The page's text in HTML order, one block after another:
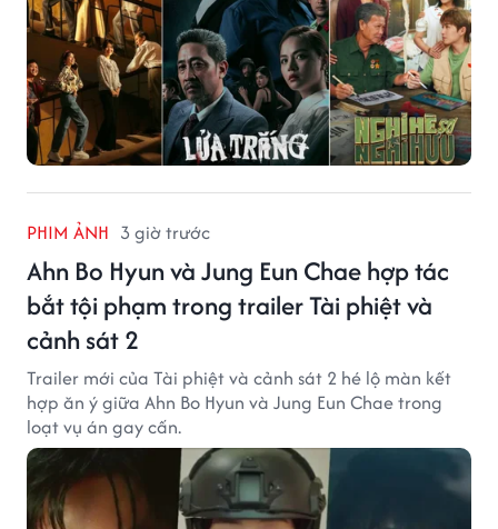
PHIM ẢNH 3 giờ trước
Ahn Bo Hyun và Jung Eun Chae hợp tác
bắt tội phạm trong trailer Tài phiệt và
cảnh sát 2
Trailer mới của Tài phiệt và cảnh sát 2 hé lộ màn kết
hợp ăn ý giữa Ahn Bo Hyun và Jung Eun Chae trong
loạt vụ án gay cấn.